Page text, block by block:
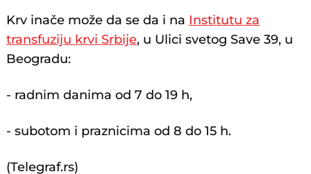
Krv inače može da se da i na Institutu za
transfuziju krvi Srbije, u Ulici svetog Save 39, u
Beogradu:
- radnim danima od 7 do 19 h,
- subotom i praznicima od 8 do 15 h.
(Telegraf.rs)